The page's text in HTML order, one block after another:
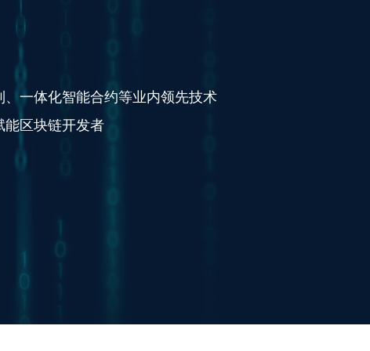
一体化智能合约等业内领先技术
能区块链开发者